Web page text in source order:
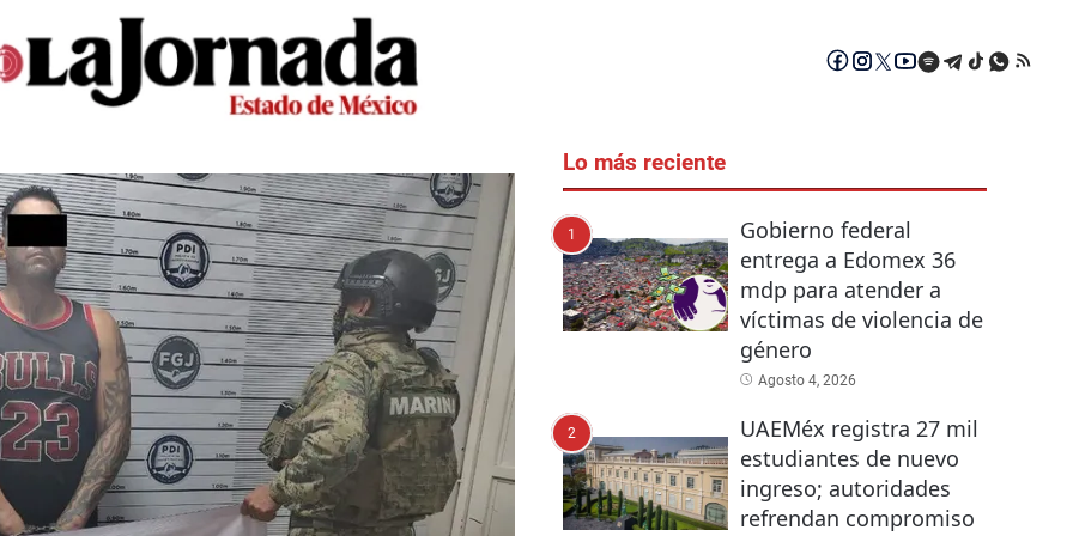
Lo más reciente
1
Gobierno federal
entrega a Edomex 36
mdp para atender a
víctimas de violencia de
género
Agosto 4, 2026
2
UAEMéx registra 27 mil
estudiantes de nuevo
ingreso; autoridades
refrendan compromiso